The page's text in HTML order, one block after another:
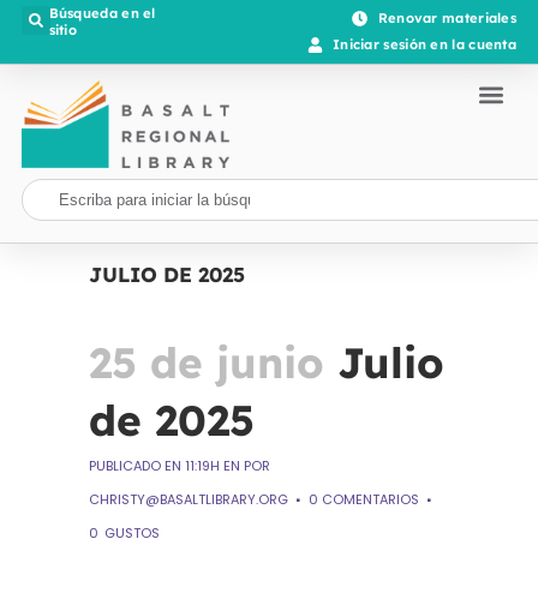
Búsqueda en el
sitio
Renovar materiales
Iniciar sesión en la cuenta
JULIO DE 2025
25 de junio Julio
de 2025
PUBLICADO EN 11:19H EN POR
CHRISTY@BASALTLIBRARY.ORG
0 COMENTARIOS
0 GUSTOS